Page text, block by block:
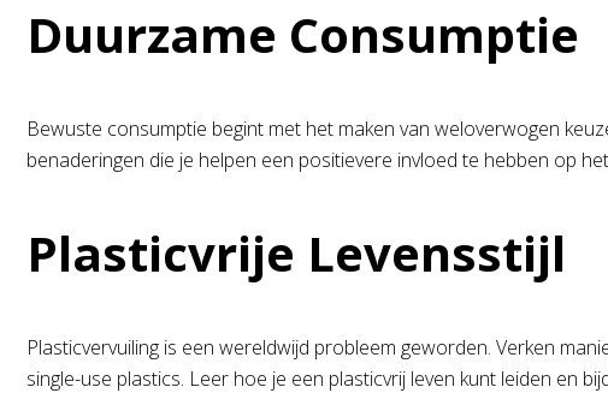
Duurzame Consumptie
Bewuste consumptie begint met het maken van weloverwogen
benaderingen die je helpen een positievere invloed te hebben op
Plasticvrije Levensstijl
Plasticvervuiling is een wereldwijd probleem geworden. Verken
single-use plastics. Leer hoe je een plasticvrij leven kunt leiden en